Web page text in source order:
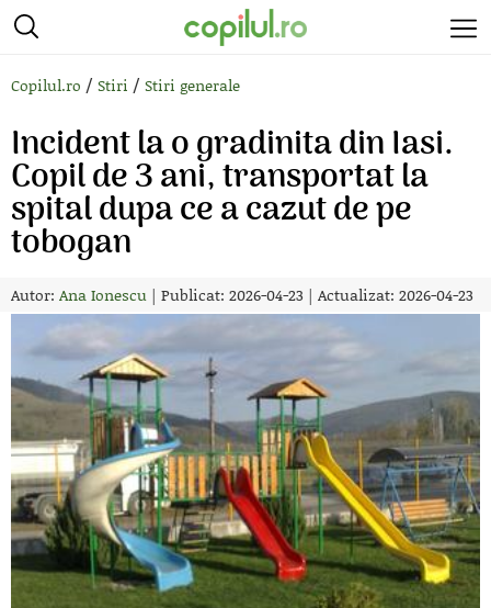
Copilul.ro / Stiri / Stiri generale
Incident la o gradinita din Iasi.
Copil de 3 ani, transportat la
spital dupa ce a cazut de pe
tobogan
Autor: Ana Ionescu | Publicat: 2026-04-23 | Actualizat: 2026-04-23